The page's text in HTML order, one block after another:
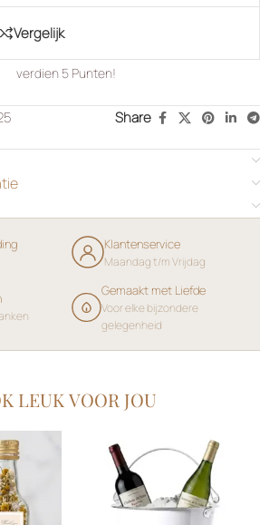
Vergelijk
verdien 5 Punten!
Share
Klantenservice
Maandag t/m Vrijdag
Gemaakt met Liefde
Voor elke bijzondere
gelegenheid
LEUK VOOR JOU